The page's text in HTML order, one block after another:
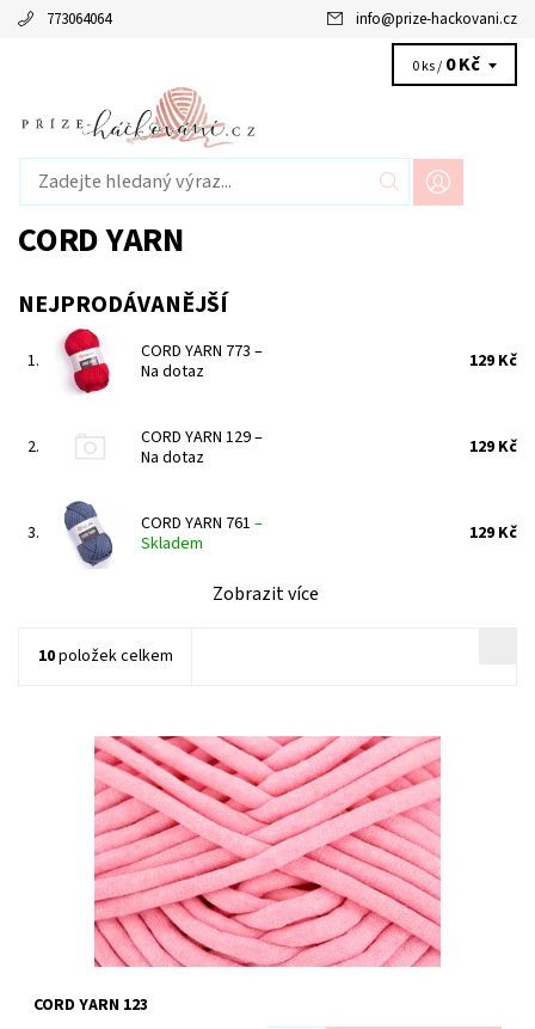
773064064 info@prize-hackovani.cz
0 ks / 0 Kč
CORD YARN
NEJPRODÁVANĚJŠÍ
1. CORD YARN 773 –
Na dotaz
129 Kč
2. CORD YARN 129–
Na dotaz
129 Kč
3. CORD YARN 761 –
Skladem
129 Kč
Zobrazit více
10položek celkem
Dostupnost:
Na dotaz 1 ks
YACY 123
YARN ART
CORD YARN 123